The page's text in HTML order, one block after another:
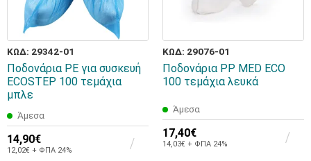
ΚΩΔ: 29342-01
Ποδονάρια PE για συσκευή
ECOSTEP 100 τεμάχια
μπλε
Άμεσα
14,90€
12,02€ + ΦΠΑ 24%
ΚΩΔ: 29076-01
Ποδονάρια PP MED ECO
100 τεμάχια λευκά
Άμεσα
17,40€
14,03€ + ΦΠΑ 24%